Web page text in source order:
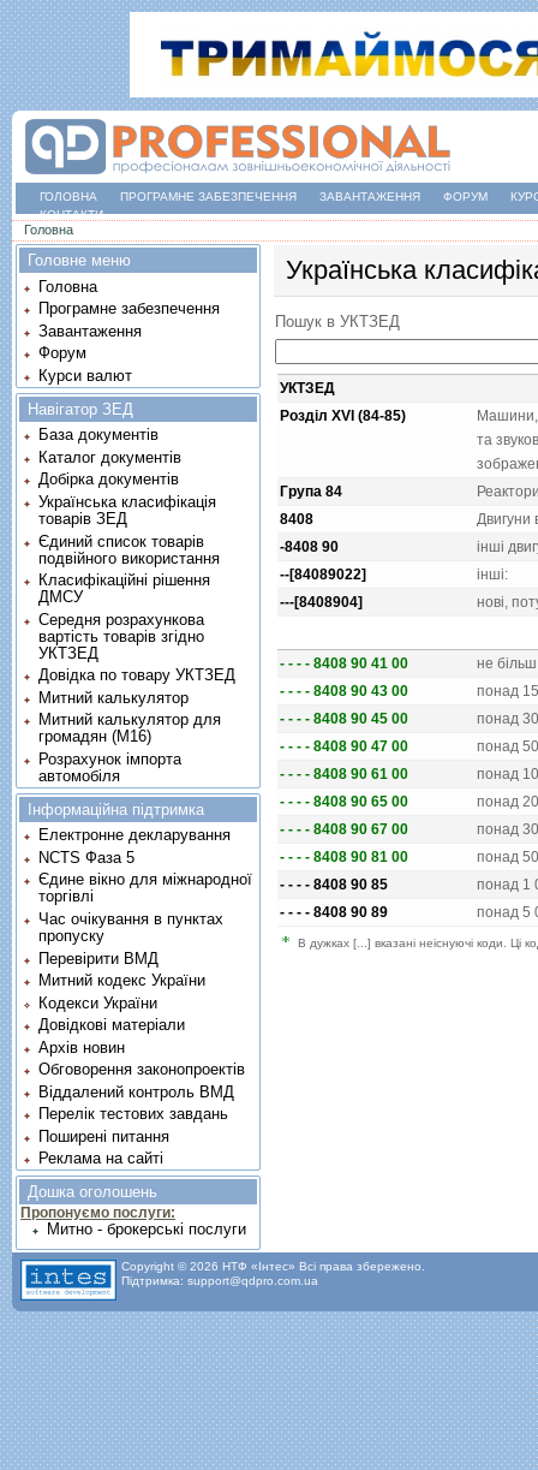
ГОЛОВНА ПРОГРАМНЕ ЗАБЕЗПЕЧЕННЯ ЗАВАНТАЖЕННЯ ФОРУМ
КОНТАКТИ
Ви є тут
Головна
Українська
Пошук в УКТЗЕД
УКТЗЕД
Розділ XVI (84-85)
Машини,
та
Група 84
8408
Двигуни
-8408 90
iншi
--[84089022]
iншi:
---[8408904]
новi,
- - - - 8408 90 41 00
не бiльш
- - - - 8408 90 43 00
понад
- - - - 8408 90 45 00
понад
- - - - 8408 90 47 00
понад
- - - - 8408 90 61 00
понад
- - - - 8408 90 65 00
понад
- - - - 8408 90 67 00
понад
- - - - 8408 90 81 00
понад
- - - - 8408 90 85
понад 1
- - - - 8408 90 89
понад 5
В дужках [...] вказані неіснуючі коди. Ці
Головне меню
Головна
Програмне забезпечення
Завантаження
Форум
Курси валют
Навігатор ЗЕД
База документів
Каталог документів
Добірка документів
Українська класифікація
товарів ЗЕД
Єдиний список товарів
подвійного використання
Класифікаційні рішення
ДМСУ
Середня розрахункова
вартість товарів згідно
УКТЗЕД
Довідка по товару УКТЗЕД
Митний калькулятор
Митний калькулятор для
громадян (М16)
Розрахунок імпорта
автомобіля
Інформаційна підтримка
Електронне декларування
NCTS Фаза 5
Єдине вікно для міжнародної
торгівлі
Час очікування в пунктах
пропуску
Перевірити ВМД
Митний кодекс України
Кодекси України
Довідкові матеріали
Архів новин
Обговорення законопроектів
Віддалений контроль ВМД
Перелік тестових завдань
Поширені питання
Реклама на сайті
Дошка оголошень
Пропонуємо послуги:
Митно - брокерські послуги
Copyright © 2026 НТФ «Інтес» Всі права збережено.
Підтримка: support@qdpro.com.ua